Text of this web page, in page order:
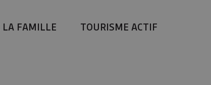
LA FAMILLE
TOURISME ACTIF